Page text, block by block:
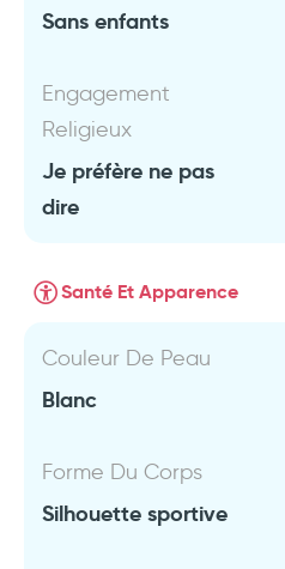
Sans enfants
Engagement
Religieux
Je préfère ne pas
dire
Santé Et Apparence
Couleur De Peau
Blanc
Forme Du Corps
Silhouette sportive